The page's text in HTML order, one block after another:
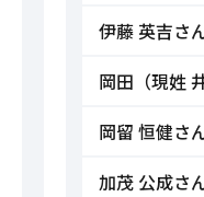
伊藤 英吉さ
岡田（現姓
岡留 恒健さ
加茂 公成さ